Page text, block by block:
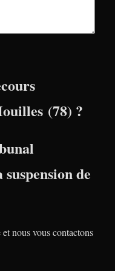
(78) ?
de
nous vous contactons